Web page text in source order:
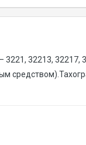
3221, 32213, 32217,